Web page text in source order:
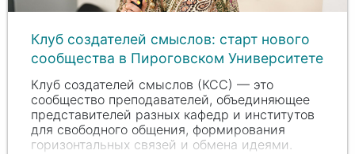
Клуб создателей смыслов: старт нового
сообщества в Пироговском Университете
Клуб создателей смыслов (КСС) — это
сообщество преподавателей, объединяющее
представителей разных кафедр и институтов
для свободного общения, формирования
горизонтальных связей и обмена идеями.